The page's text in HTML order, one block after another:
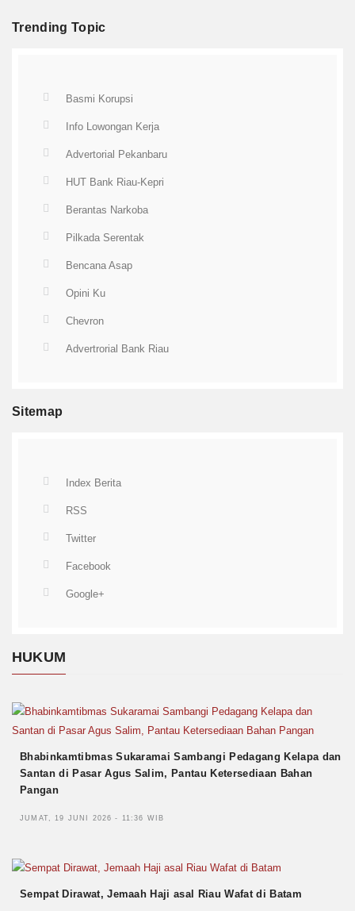
Trending Topic
Basmi Korupsi
Info Lowongan Kerja
Advertorial Pekanbaru
HUT Bank Riau-Kepri
Berantas Narkoba
Pilkada Serentak
Bencana Asap
Opini Ku
Chevron
Advertrorial Bank Riau
Sitemap
Index Berita
RSS
Twitter
Facebook
Google+
HUKUM
Bhabinkamtibmas Sukaramai Sambangi Pedagang Kelapa dan
Santan di Pasar Agus Salim, Pantau Ketersediaan Bahan
Pangan
JUMAT, 19 JUNI 2026 - 11:36 WIB
Sempat Dirawat, Jemaah Haji asal Riau Wafat di Batam